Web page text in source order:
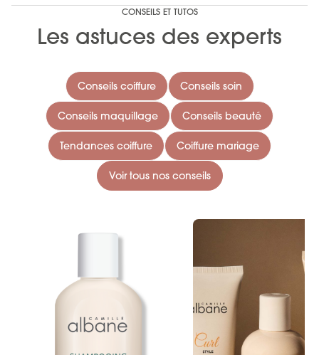
CONSEILS ET TUTOS
Les astuces des experts
Conseils coiffure Conseils soin
Conseils maquillage Conseils beauté
Tendances coiffure Coiffure mariage
Voir tous nos conseils